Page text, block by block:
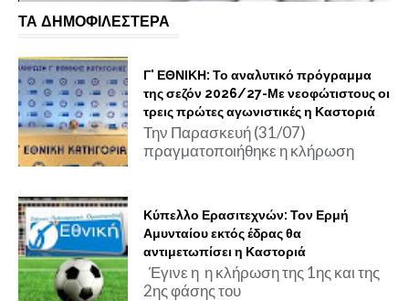
ΤΑ ΔΗΜΟΦΙΛΕΣΤΕΡΑ
Γ' ΕΘΝΙΚΗ: Το αναλυτικό πρόγραμμα
της σεζόν 2026/27-Με νεοφώτιστους οι
τρεις πρώτες αγωνιστικές η Καστοριά
Την Παρασκευή (31/07)
πραγματοποιήθηκε η κλήρωση
Κύπελλο Ερασιτεχνών: Τον Ερμή
Αμυνταίου εκτός έδρας θα
αντιμετωπίσει η Καστοριά
Έγινε η η κλήρωση της 1ης και της
2ης φάσης του